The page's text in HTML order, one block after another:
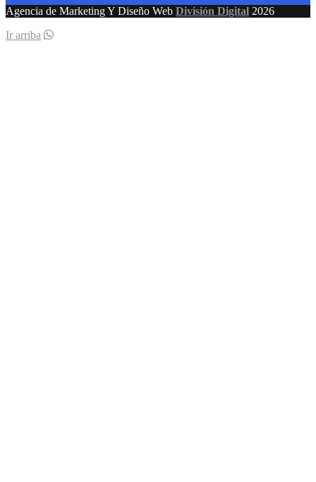
Agencia de Marketing Y Diseño Web División Digital 2026
Ir arriba